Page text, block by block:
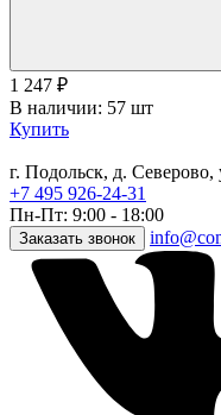
1 247 ₽
В наличии: 57 шт
Купить
г. Подольск, д. Северово,
+7 495 926-24-31
Пн-Пт: 9:00 - 18:00
Заказать звонок